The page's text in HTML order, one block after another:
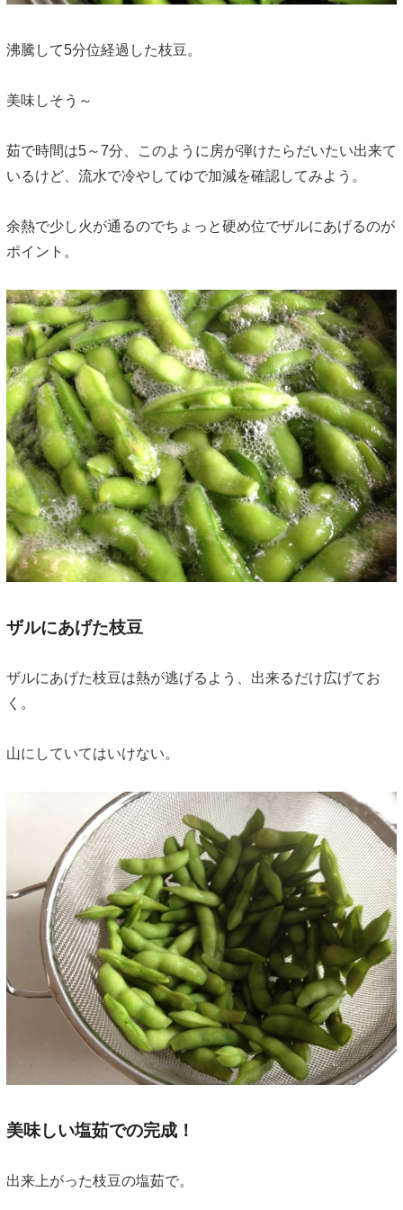
沸騰して5分位経過した枝豆。
美味しそう～
茹で時間は5～7分、このように房が弾けたらだいたい出来て
いるけど、流水で冷やしてゆで加減を確認してみよう。
余熱で少し火が通るのでちょっと硬め位でザルにあげるのが
ポイント。
ザルにあげた枝豆
ザルにあげた枝豆は熱が逃げるよう、出来るだけ広げてお
く。
山にしていてはいけない。
美味しい塩茹での完成！
出来上がった枝豆の塩茹で。